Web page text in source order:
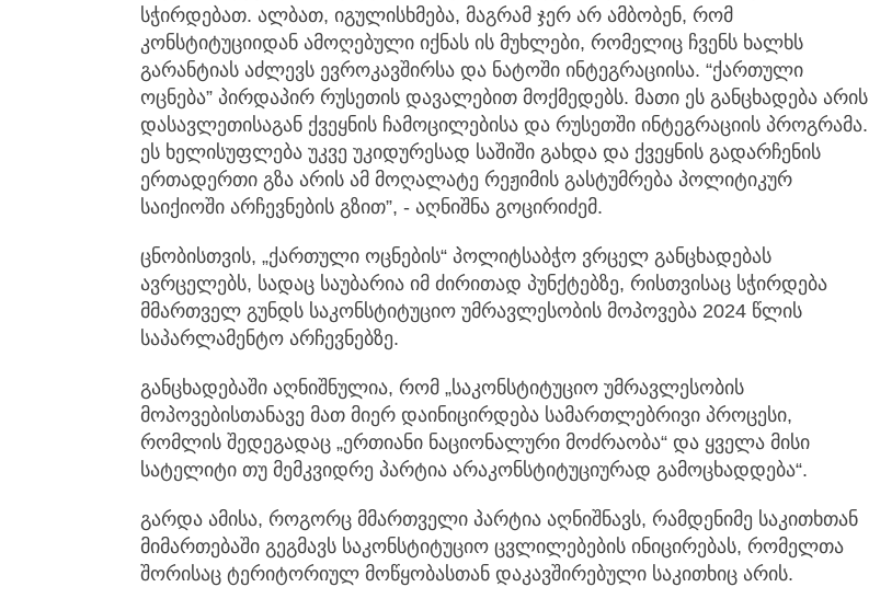
სჭირდებათ. ალბათ, იგულისხმება, მაგრამ ჯერ არ ამბობენ, რომ
კონსტიტუციიდან ამოღებული იქნას ის მუხლები, რომელიც ჩვენს ხალხს
გარანტიას აძლევს ევროკავშირსა და ნატოში ინტეგრაციისა. “ქართული
ოცნება” პირდაპირ რუსეთის დავალებით მოქმედებს. მათი ეს განცხადება არის
დასავლეთისაგან ქვეყნის ჩამოცილებისა და რუსეთში ინტეგრაციის პროგრამა.
ეს ხელისუფლება უკვე უკიდურესად საშიში გახდა და ქვეყნის გადარჩენის
ერთადერთი გზა არის ამ მოღალატე რეჟიმის გასტუმრება პოლიტიკურ
საიქიოში არჩევნების გზით”, - აღნიშნა გოცირიძემ.
ცნობისთვის, „ქართული ოცნების“ პოლიტსაბჭო ვრცელ განცხადებას
ავრცელებს, სადაც საუბარია იმ ძირითად პუნქტებზე, რისთვისაც სჭირდება
მმართველ გუნდს საკონსტიტუციო უმრავლესობის მოპოვება 2024 წლის
საპარლამენტო არჩევნებზე.
განცხადებაში აღნიშნულია, რომ „საკონსტიტუციო უმრავლესობის
მოპოვებისთანავე მათ მიერ დაინიცირდება სამართლებრივი პროცესი,
რომლის შედეგადაც „ერთიანი ნაციონალური მოძრაობა“ და ყველა მისი
სატელიტი თუ მემკვიდრე პარტია არაკონსტიტუციურად გამოცხადდება“.
გარდა ამისა, როგორც მმართველი პარტია აღნიშნავს, რამდენიმე საკითხთან
მიმართებაში გეგმავს საკონსტიტუციო ცვლილებების ინიცირებას, რომელთა
შორისაც ტერიტორიულ მოწყობასთან დაკავშირებული საკითხიც არის.